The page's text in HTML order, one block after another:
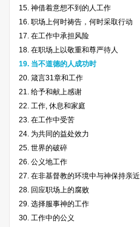
15. 神借着意想不到的人工作
16. 职场上何时祷告，何时采取行动
17. 在工作中承担风险
18. 在职场上以敬重和尊严待人
19. 当不道德的人成功时
20. 箴言31章和工作
21. 给予和献上感谢
22. 工作, 休息和家庭
23. 在工作中受苦
24. 为共同的益处效力
25. 世界的破碎
26. 公义地工作
27. 在非基督教的环境中与神保持亲近
28. 回应职场上的腐败
29. 选择服事神的工作
30. 工作中的公义